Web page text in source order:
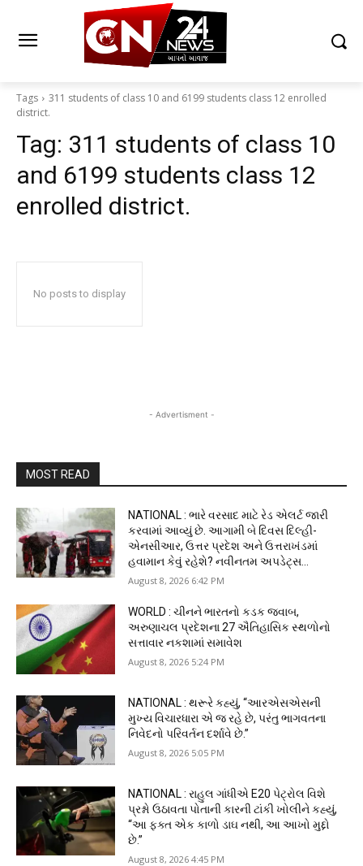
Tags
311 students of class 10 and 6199 students class 12 enrolled
district.
Tag: 311 students of class 10
and 6199 students class 12
enrolled district.
No posts to display
- Advertisment -
MOST READ
NATIONAL : ભારે વરસાદ માટે રેડ એલર્ટ જારી
કરવામાં આવ્યું છે. આગામી બે દિવસ દિલ્હી-
એનસીઆર, ઉત્તર પ્રદેશ અને ઉત્તરાખંડમાં
હવામાન કેવું રહેશે? નવીનતમ અપડેટ્સ...
August 8, 2026 6:42 PM
WORLD : ચીનને ભારતનો કડક જવાબ,
અરુણાચલ પ્રદેશના 27 ઐતિહાસિક સ્થળોનો
સત્તાવાર નકશામાં સમાવેશ
August 8, 2026 5:24 PM
NATIONAL : થરૂરે કહ્યું, “આરએસએસની
મુખ્ય વિચારધારા એ જ રહે છે, પરંતુ ભાગવતના
નિવેદનો પરિવર્તન દર્શાવે છે.”
August 8, 2026 5:05 PM
NATIONAL : રાહુલ ગાંધીએ E20 પેટ્રોલ વિશે
પ્રશ્નો ઉઠાવતા પોતાની કારની ટાંકી ખોલીને કહ્યું,
“આ ફક્ત એક કાળો ડાઘ નથી, આ આખો મુદ્દો
છે.”
August 8, 2026 4:45 PM